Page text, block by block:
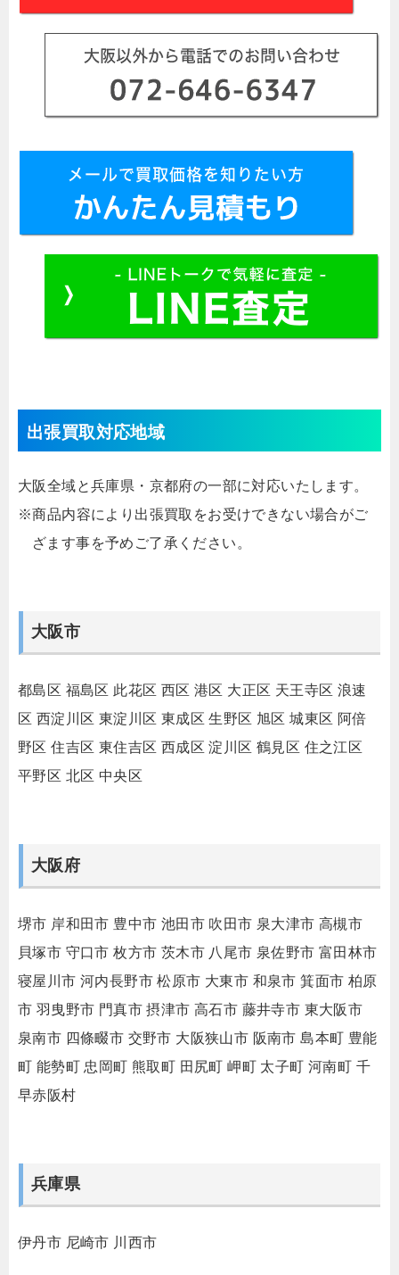
出張買取対応地域
大阪全域と兵庫県・京都府の一部に対応いたします。
※商品内容により出張買取をお受けできない場合がご
ざます事を予めご了承ください。
大阪市
都島区 福島区 此花区 西区 港区 大正区 天王寺区 浪速
区 西淀川区 東淀川区 東成区 生野区 旭区 城東区 阿倍
野区 住吉区 東住吉区 西成区 淀川区 鶴見区 住之江区
平野区 北区 中央区
大阪府
堺市 岸和田市 豊中市 池田市 吹田市 泉大津市 高槻市
貝塚市 守口市 枚方市 茨木市 八尾市 泉佐野市 富田林市
寝屋川市 河内長野市 松原市 大東市 和泉市 箕面市 柏原
市 羽曳野市 門真市 摂津市 高石市 藤井寺市 東大阪市
泉南市 四條畷市 交野市 大阪狭山市 阪南市 島本町 豊能
町 能勢町 忠岡町 熊取町 田尻町 岬町 太子町 河南町 千
早赤阪村
兵庫県
伊丹市 尼崎市 川西市